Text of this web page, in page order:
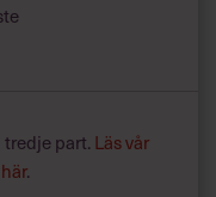
part. Läs vår
.